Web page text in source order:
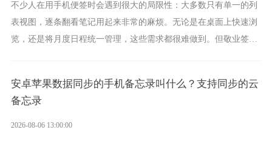
不少人在用手机便签时会遇到很大的局限性：大多数只有单一的列
表视图，逐条翻看笔记用起来非常的麻烦。无论是在桌面上快速浏
览，还是将月度日程统一管理，这些需求都很难做到。但敬业签作
安卓苹果数据同步的手机备忘录叫什么？支持同步的云
备忘录
2026-08-06 13:00:00